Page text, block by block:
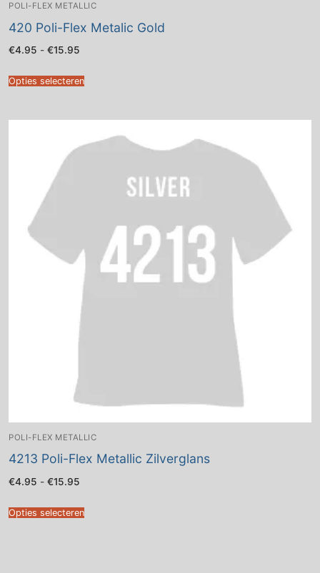
POLI-FLEX METALLIC
420 Poli-Flex Metalic Gold
€4.95 - €15.95
€15.95
Opties selecteren
POLI-FLEX METALLIC
4213 Poli-Flex Metallic Zilverglans
€4.95 - €15.95
€15.95
Opties selecteren